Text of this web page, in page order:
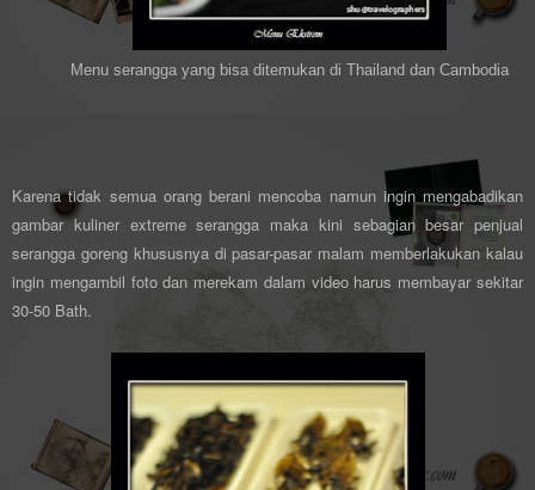
Menu serangga yang bisa ditemukan di Thailand dan Cambodia
Karena tidak semua orang berani mencoba namun ingin mengabadikan
gambar kuliner extreme serangga maka kini sebagian besar penjual
serangga goreng khususnya di pasar-pasar malam memberlakukan kalau
ingin mengambil foto dan merekam dalam video harus membayar sekitar
30-50 Bath.